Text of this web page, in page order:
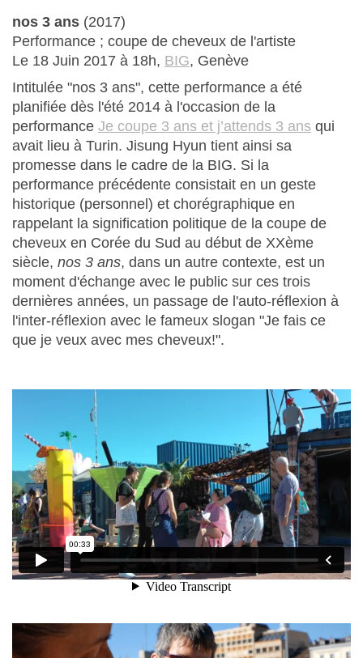
nos 3 ans (2017)
Performance ; coupe de cheveux de l'artiste
Le 18 Juin 2017 à 18h, BIG, Genève
Intitulée "nos 3 ans", cette performance a été
planifiée dès l'été 2014 à l'occasion de la
performance Je coupe 3 ans et j’attends 3 ans qui
avait lieu à Turin. Jisung Hyun tient ainsi sa
promesse dans le cadre de la BIG. Si la
performance précédente consistait en un geste
historique (personnel) et chorégraphique en
rappelant la signification politique de la coupe de
cheveux en Corée du Sud au début de XXème
siècle, nos 3 ans, dans un autre contexte, est un
moment d'échange avec le public sur ces trois
dernières années, un passage de l'auto-réflexion à
l'inter-réflexion avec le fameux slogan "Je fais ce
que je veux avec mes cheveux!".